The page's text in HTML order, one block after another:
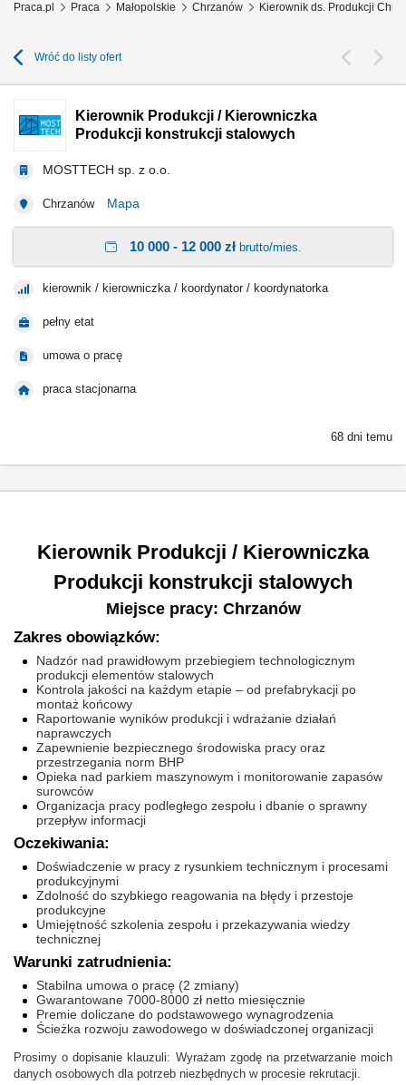
Praca.pl Praca Małopolskie Chrzanów Kierownik ds. Produkcji
Wróć do listy ofert
Kierownik Produkcji / Kierowniczka
Produkcji konstrukcji stalowych
MOSTTECH sp. z o.o.
Chrzanów Mapa
10 000 - 12 000 złbrutto/mies.
kierownik / kierowniczka / koordynator / koordynatorka
pełny etat
umowa o pracę
praca stacjonarna
68 dni temu
Kierownik Produkcji / Kierowniczka
Produkcji konstrukcji stalowych
Miejsce pracy: Chrzanów
Zakres obowiązków:
Nadzór nad prawidłowym przebiegiem technologicznym
produkcji elementów stalowych
Kontrola jakości na każdym etapie – od prefabrykacji po
montaż końcowy
Raportowanie wyników produkcji i wdrażanie działań
naprawczych
Zapewnienie bezpiecznego środowiska pracy oraz
przestrzegania norm BHP
Opieka nad parkiem maszynowym i monitorowanie zapasów
surowców
Organizacja pracy podległego zespołu i dbanie o sprawny
przepływ informacji
Oczekiwania:
Doświadczenie w pracy z rysunkiem technicznym i procesami
produkcyjnymi
Zdolność do szybkiego reagowania na błędy i przestoje
produkcyjne
Umiejętność szkolenia zespołu i przekazywania wiedzy
technicznej
Warunki zatrudnienia:
Stabilna umowa o pracę (2 zmiany)
Gwarantowane 7000-8000 zł netto miesięcznie
Premie doliczane do podstawowego wynagrodzenia
Ścieżka rozwoju zawodowego w doświadczonej organizacji
Prosimy o dopisanie klauzuli: Wyrażam zgodę na przetwarzanie moich
danych osobowych dla potrzeb niezbędnych w procesie rekrutacji.